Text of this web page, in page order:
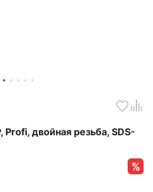
Profi, двойная резьба, SDS-